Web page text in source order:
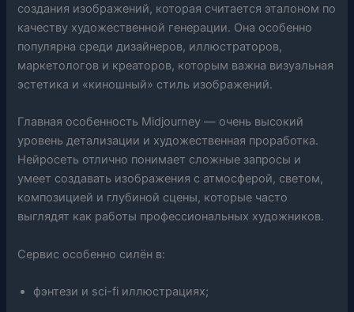
создания изображений, которая считается эталоном по
качеству художественной генерации. Она особенно
популярна среди дизайнеров, иллюстраторов,
маркетологов и креаторов, которым важна визуальная
эстетика и «киношный» стиль изображений.
Главная особенность Midjourney — очень высокий
уровень детализации и художественная проработка.
Нейросеть отлично понимает сложные запросы и
умеет создавать изображения с атмосферой, светом,
композицией и глубиной сцены, которые часто
выглядят как работы профессиональных художников.
Сервис особенно силён в:
фэнтези и sci-fi иллюстрациях;